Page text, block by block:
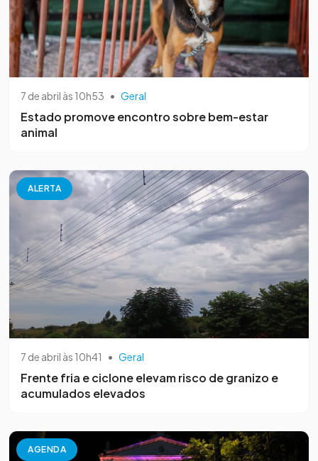
7 de abril às 10h53 • Geral
Estado promove encontro sobre bem-estar
animal
ALERTA
7 de abril às 10h41 • Geral
Frente fria e ciclone elevam risco de granizo e
acumulados elevados
AGENDA